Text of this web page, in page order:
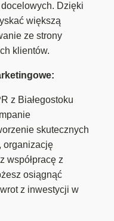
Dzięki
większą
ze strony
klientów.
z Białegostoku
skutecznych
organizację
współpracę z
osiągnąć
z inwestycji w